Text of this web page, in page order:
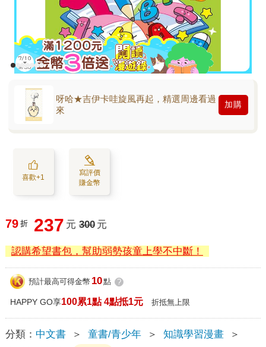
呀哈★吉伊卡哇旋風再起，精選周邊看過
來
加購
喜歡+1
寫評價
賺金幣
79 折 237 元 300 元
認購希望書包，幫助弱勢孩童上學不中斷！
預計最高可得金幣 10點 ?
HAPPY GO享100累1點 4點抵1元 折抵無上限
分類： 中文書 ＞ 童書/青少年 ＞ 知識學習漫畫
＞